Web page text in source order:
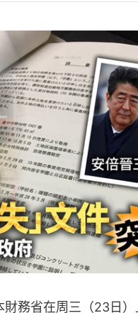
務省在周三（23日